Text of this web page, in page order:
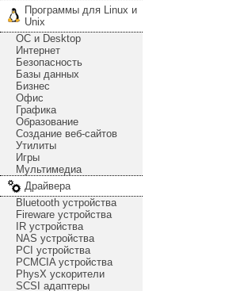
Программы для Linux и
Unix
ОС и Desktop
Интернет
Безопасность
Базы данных
Бизнес
Офис
Графика
Образование
Создание веб-сайтов
Утилиты
Игры
Мультимедиа
Драйвера
Bluetooth устройства
Fireware устройства
IR устройства
NAS устройства
PCI устройства
PCMCIA устройства
PhysX ускорители
SCSI адаптеры